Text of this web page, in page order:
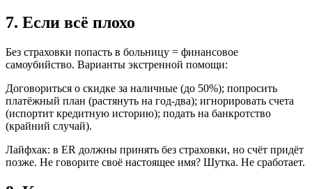
7. Если всё плохо
Без страховки попасть в больницу = финансовое
самоубийство. Варианты экстренной помощи:
Договориться о скидке за наличные (до 50%); попросить
платёжный план (растянуть на год-два); игнорировать счета
(испортит кредитную историю); подать на банкротство
(крайний случай).
Лайфхак: в ER должны принять без страховки, но счёт придёт
позже. Не говорите своё настоящее имя? Шутка. Не сработает.